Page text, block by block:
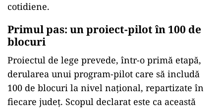
cotidiene.
Primul pas: un proiect-pilot în 100 de
blocuri
Proiectul de lege prevede, într-o primă etapă,
derularea unui program-pilot care să includă
100 de blocuri la nivel național, repartizate în
fiecare județ. Scopul declarat este ca această